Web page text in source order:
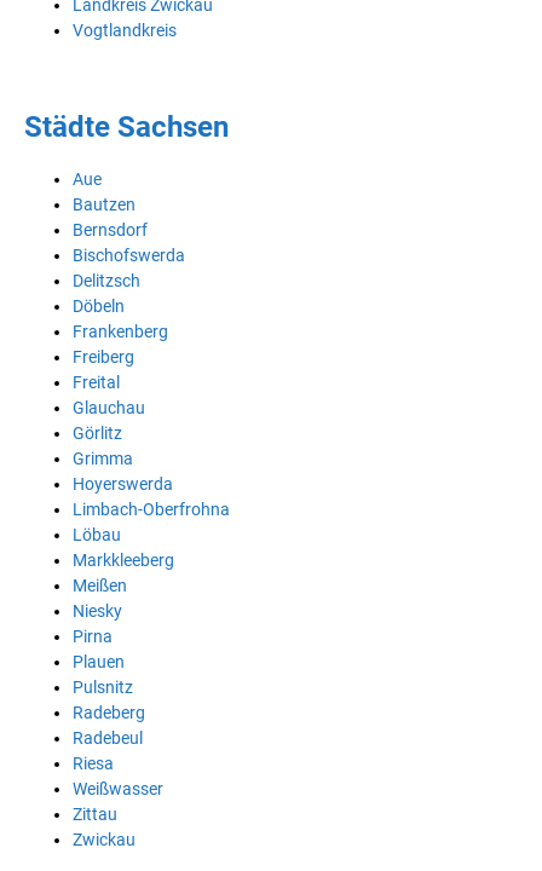
Landkreis Zwickau
Vogtlandkreis
Städte Sachsen
Aue
Bautzen
Bernsdorf
Bischofswerda
Delitzsch
Döbeln
Frankenberg
Freiberg
Freital
Glauchau
Görlitz
Grimma
Hoyerswerda
Limbach-Oberfrohna
Löbau
Markkleeberg
Meißen
Niesky
Pirna
Plauen
Pulsnitz
Radeberg
Radebeul
Riesa
Weißwasser
Zittau
Zwickau